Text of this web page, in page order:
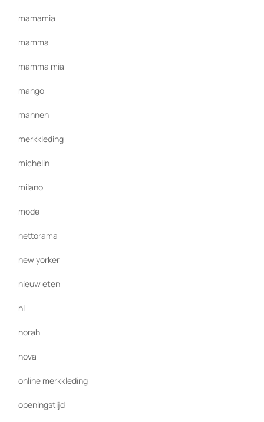
mamamia
mamma
mamma mia
mango
mannen
merkkleding
michelin
milano
mode
nettorama
new yorker
nieuw eten
nl
norah
nova
online merkkleding
openingstijd